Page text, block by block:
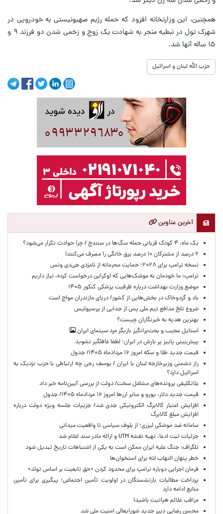
همچنین، این وزارتخانه افزود که حمله رژیم صهیونیستی به خودرویی در
شهرک تول در نبطیه منجر به شهادت یک زوج و زخمی شدن دو فرزند ۹ و
۱۵ ساله آنها شد.
حزب الله لبنان و اسرائیل
آخرین عناوین
یک ماه، ۴ کودک قربانی حمله سگ‌ها در سنندج / چرا حوادث تکرار می‌شود؟
۲ درصد از مشترکان ۱۰ درصد برق خانگی را مصرف می‌کنند!
نسخه ترامپ برای ۲۰۲۸؛ حمایت محرمانه از نامزدی جی‌دی ونس
ترامپ: ما خودمان به موشک‌هایی که اوکراین درخواست کرده، نیاز داریم
موضع وزارت بهداشت درباره ظرفیت پزشکی کنکور ۱۴۰۵
باد و گردوخاک در بخش‌هایی از کشور/ دریای مازندران مواج است
شروع تلخ مدافع تیم ملی پس از جدایی از پرسپولیس
بهترین هدیه به خبرنگاران چیست؟
استایل عجیب و بحث‌برانگیز بازیگر مرد سینمای ایران
پیش‌بینی پاییز پر بارش در ایران؛ لطفا غافلگیر نشوید
قیمت جدید طلا و سکه امروز ۱۶ مردادماه ۱۴۰۵/ جدول
راز دشمنی وزیرخارجه لبنان با ایران / یوسف رجی چه ارتباطی با حزب نزدیک به
اسرائیل دارد؟
بلاتکلیفی پرونده‌های مشاغل سخت/ دولت از بررسی آیین‌نامه خبر داد
قیمت جدید دلار، یورو و سایر ارزها امروز ۱۶ مردادماه ۱۴۰۵/ جدول
افزایش اعتبار کالابرگ الکترونیکی جدی شد/ جزییات جلسه ویژه دولت درباره
افزایش مبلغ کالابرگ
سامانه ضد موشکی لیزری؛ از بلوف سیاسی تا واقعیت میدانی
جزئیات ثبت ادعا، تهیه نقشه UTM و ارائه مادر سند اعلام شد
تلگراف: جنگ علیه ایران ممکن است به یکی از اشتباهات تاریخ تبدیل شود
خطر پنهان التهاب لثه برای استخوان‌ها
فرمان اجرایی دوباره ترامپ برای محدود کردن «حق تابعیت بر اساس تولد»
پرداخت مطالبات بازنشستگان در اولویت تأمین اجتماعی؛ پیگیری برای تأمین
منابع ادامه دارد
مراقب علائم هپاتیت باشید!
محسن رضایی دبیر جدید شورایعالی امنیت ملی شد